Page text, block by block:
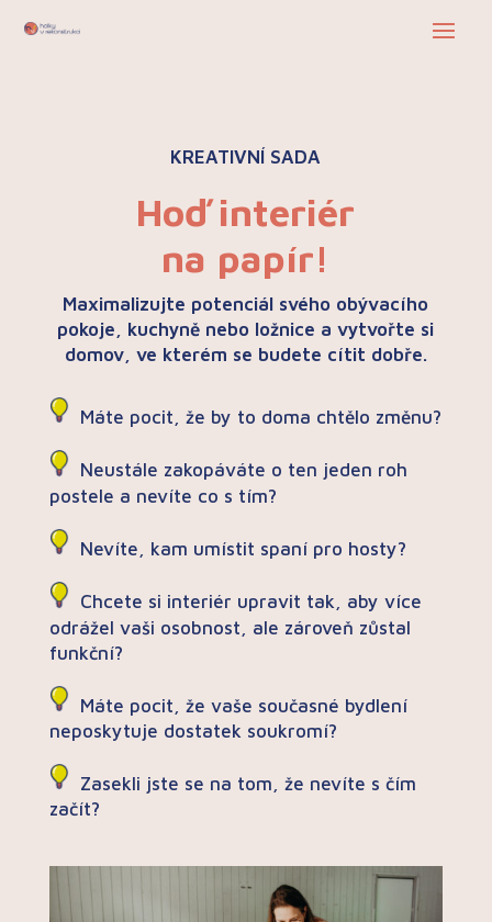
KREATIVNÍ SADA
Hoď interiér
na papír!
Maximalizujte potenciál svého obývacího
pokoje, kuchyně nebo ložnice a vytvořte si
domov, ve kterém se budete cítit dobře.
Máte pocit, že by to doma chtělo změnu?
Neustále zakopáváte o ten jeden roh
postele a nevíte co s tím?
Nevíte, kam umístit spaní pro hosty?
Chcete si interiér upravit tak, aby více
odrážel vaši osobnost, ale zároveň zůstal
funkční?
Máte pocit, že vaše současné bydlení
neposkytuje dostatek soukromí?
Zasekli jste se na tom, že nevíte s čím
začít?